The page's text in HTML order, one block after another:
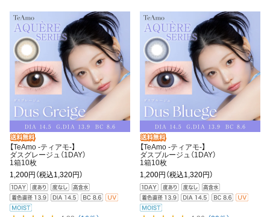
【TeAmo -ティアモ-】
ダスグレージュ（1DAY）
1箱10枚
1,200円 （税込1,320円）
【TeAmo -ティアモ-】
ダスブルージュ（1DAY）
1箱10枚
1,200円 （税込1,320円）